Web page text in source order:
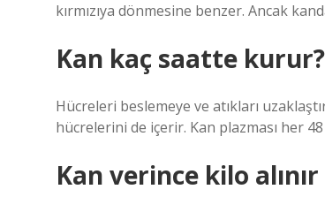
kırmızıya dönmesine benzer. Ancak
Kan kaç saatte kurur?
Hücreleri beslemeye ve atıkları
hücrelerini de içerir. Kan plazması her
Kan verince kilo alınır